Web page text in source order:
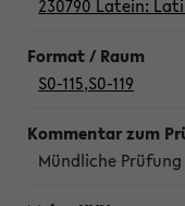
230790 Latein:
S0-115,S0-119
Mündliche Prüfung